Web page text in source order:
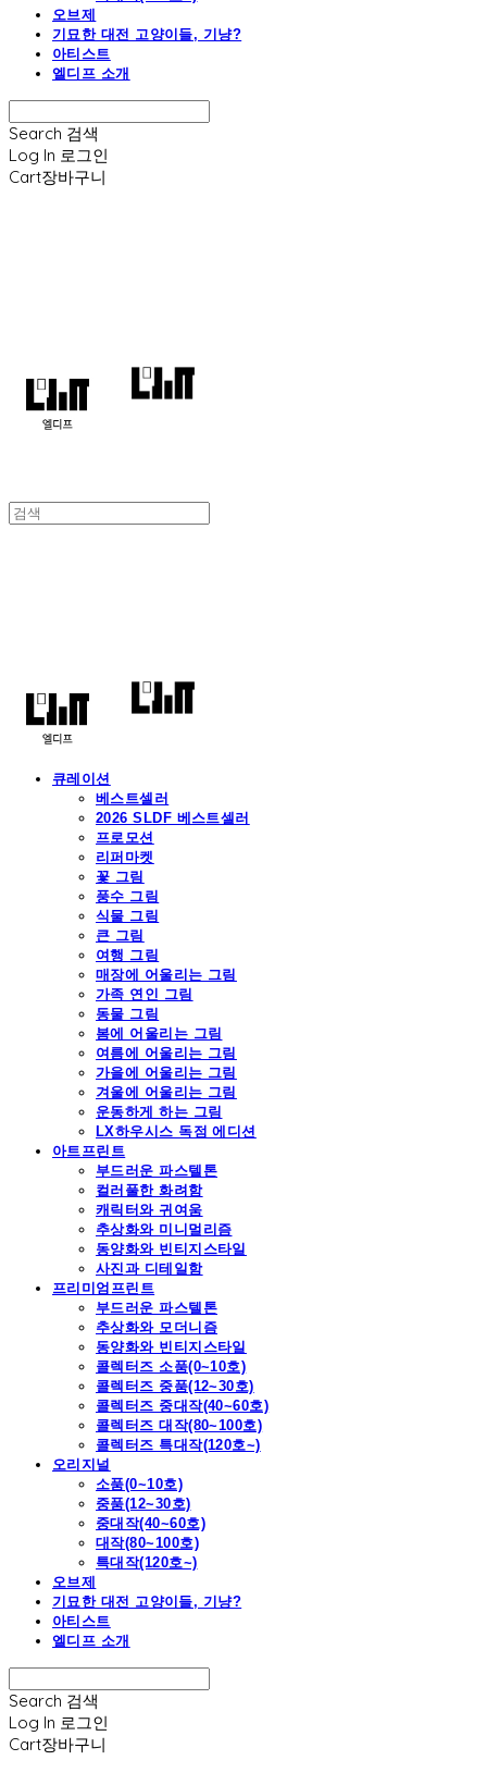
오브제
기묘한 대전 고양이들, 기냥?
아티스트
엘디프 소개
Search 검색
Log In 로그인
Cart장바구니
큐레이션
베스트셀러
2026 SLDF 베스트셀러
프로모션
리퍼마켓
꽃 그림
풍수 그림
식물 그림
큰 그림
여행 그림
매장에 어울리는 그림
가족 연인 그림
동물 그림
봄에 어울리는 그림
여름에 어울리는 그림
가을에 어울리는 그림
겨울에 어울리는 그림
운동하게 하는 그림
LX하우시스 독점 에디션
아트프린트
부드러운 파스텔톤
컬러풀한 화려함
캐릭터와 귀여움
추상화와 미니멀리즘
동양화와 빈티지스타일
사진과 디테일함
프리미엄프린트
부드러운 파스텔톤
추상화와 모더니즘
동양화와 빈티지스타일
콜렉터즈 소품(0~10호)
콜렉터즈 중품(12~30호)
콜렉터즈 중대작(40~60호)
콜렉터즈 대작(80~100호)
콜렉터즈 특대작(120호~)
오리지널
소품(0~10호)
중품(12~30호)
중대작(40~60호)
대작(80~100호)
특대작(120호~)
오브제
기묘한 대전 고양이들, 기냥?
아티스트
엘디프 소개
Search 검색
Log In 로그인
Cart장바구니